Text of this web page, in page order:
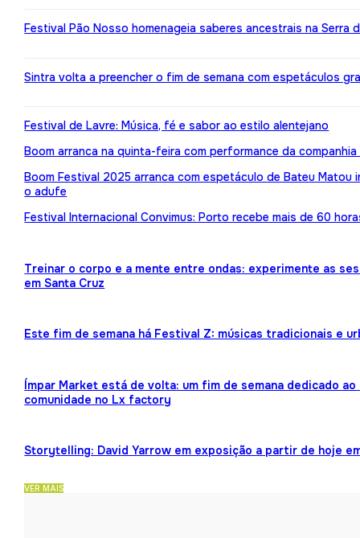
Festival Pão Nosso homenageia saberes ancestrais na Serra
Sintra volta a preencher o fim de semana com espetáculos
Festival de Lavre: Música, fé e sabor ao estilo alentejano
Boom arranca na quinta-feira com performance da companhia
Boom Festival 2025 arranca com espetáculo de Bateu
o adufe
Festival Internacional Convimus: Porto recebe mais de 60
Treinar o corpo e a mente entre ondas: experimente as
em Santa Cruz
Este fim de semana há Festival Z: músicas tradicionais e
Ímpar Market está de volta: um fim de semana dedicado ao
comunidade no Lx factory
Storytelling: David Yarrow em exposição a partir de hoje
VER MAIS